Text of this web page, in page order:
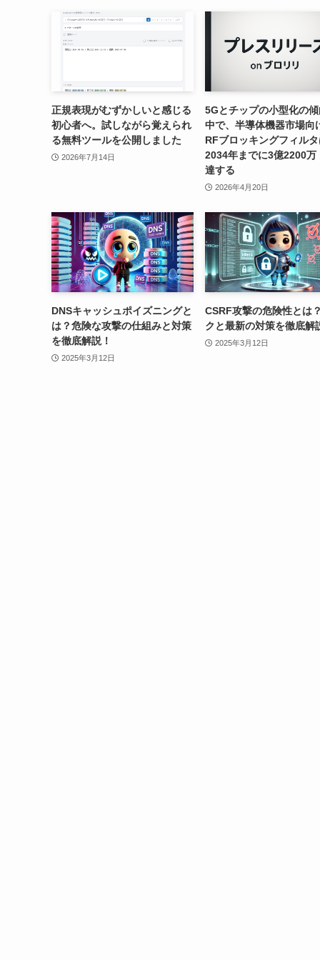
正規表現がむずかしいと感じる
初心者へ。試しながら覚えられ
る無料ツールを公開しました
2026年7月14日
5Gとチップの小型化の
中で、半導体機器市場向
RFブロッキングフィル
2034年までに3億2200万
達する
2026年4月20日
DNSキャッシュポイズニングと
は？危険な攻撃の仕組みと対策
を徹底解説！
2025年3月12日
CSRF攻撃の危険性とは
クと最新の対策を徹底解
2025年3月12日